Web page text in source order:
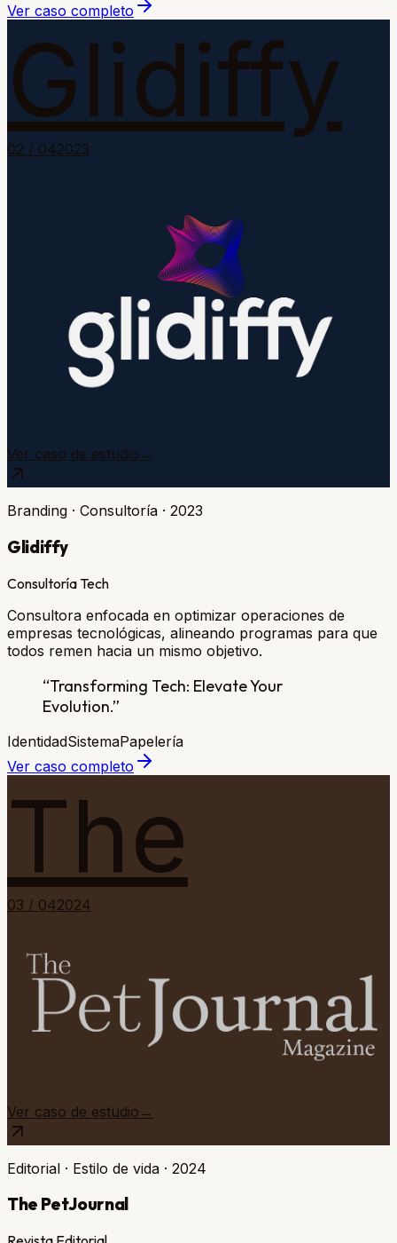
Ver caso completo
Glidiffy
02 / 042023
Ver caso de estudio →
Branding · Consultoría · 2023
Glidiffy
Consultoría Tech
Consultora enfocada en optimizar operaciones de
empresas tecnológicas, alineando programas para que
todos remen hacia un mismo objetivo.
“Transforming Tech: Elevate Your
Evolution.”
IdentidadSistemaPapelería
Ver caso completo
The
03 / 042024
Ver caso de estudio →
Editorial · Estilo de vida · 2024
The PetJournal